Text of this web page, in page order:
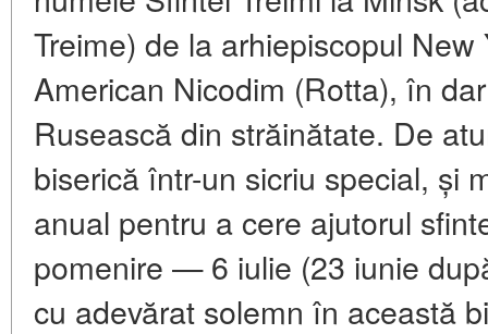
Treime) de la arhiepiscopul
American Nicodim (Rotta), în
Rusească din străinătate. De
biserică într-un sicriu special, și
anual pentru a cere ajutorul
pomenire — 6 iulie (23 iunie
cu adevărat solemn în această